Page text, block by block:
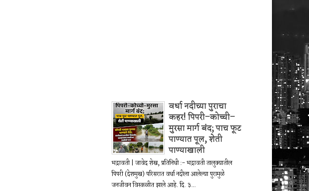
वर्धा नदीच्या पुराचा
कहर! पिपरी–कोच्ची–
मुरसा मार्ग बंद; पाच फूट
पाण्यात पूल, शेती
पाण्याखाली
भद्रावती | जावेद शेख, प्रतिनिधी :- भद्रावती तालुक्यातील
पिपरी (देशमुख) परिसरात वर्धा नदीला आलेल्या पुरामुळे
जनजीवन विस्कळीत झाले आहे. दि. ३...